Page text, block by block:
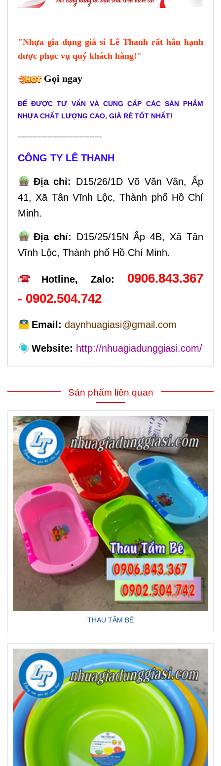
"Nhựa gia dụng giá sỉ Lê Thanhrất hân hạnh
được phục vụ quý khách hàng!"
Gọi ngay
ĐỂ ĐƯỢC TƯ VẤN VÀ CUNG CẤP CÁC SẢN PHẨM
NHỰA CHẤT LƯỢNG CAO, GIÁ RẺ TỐT NHẤT!
----------------------------------
CÔNG TY LÊ THANH
Địa chỉ: D15/26/1D Võ Văn Vân, Ấp
41, Xã Tân Vĩnh Lộc, Thành phố Hồ Chí
Minh.
Địa chỉ: D15/25/15N Ấp 4B, Xã Tân
Vĩnh Lộc, Thành phố Hồ Chí Minh.
Hotline, Zalo: 0906.843.367
- 0902.504.742
Email: daynhuagiasi@gmail.com
Website: http://nhuagiadunggiasi.com/
Sản phẩm liên quan
THAU TẮM BÉ